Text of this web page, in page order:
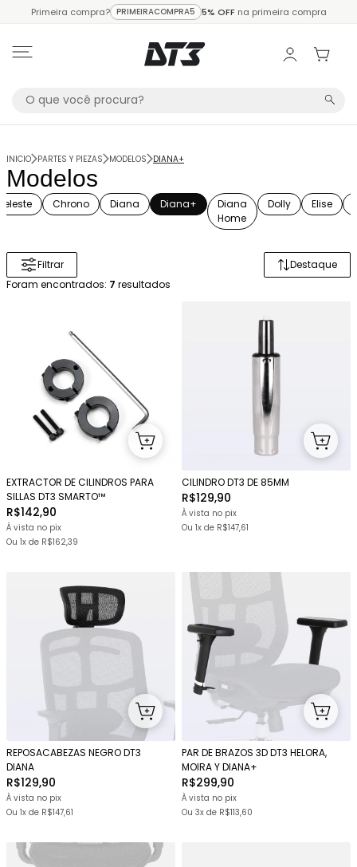
Primeira compra? PRIMEIRACOMPRA5 5% OFFna primeira compra
INICIO PARTES Y PIEZAS MODELOS DIANA+
Modelos
Chrono Diana Diana+
Diana
Home
Dolly Elise
Foram encontrados: 7 resultados
Ordenar
Destaque
Filtrar
EXTRACTOR DE CILINDROS PARA
SILLAS DT3 SMARTO™
R$142,90
À vista no pix
Ou 1x de R$162,39
CILINDRO DT3 DE 85MM
R$129,90
À vista no pix
Ou 1x de R$147,61
REPOSACABEZAS NEGRO DT3
DIANA
R$129,90
À vista no pix
Ou 1x de R$147,61
PAR DE BRAZOS 3D DT3 HELORA,
MOIRA Y DIANA+
R$299,90
À vista no pix
Ou 3x de R$113,60